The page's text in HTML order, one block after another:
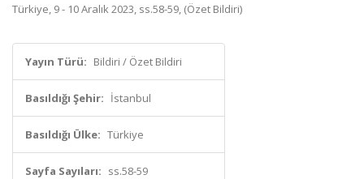
Türkiye, 9 - 10 Aralık 2023, ss.58-59, (Özet Bildiri)
Yayın Türü: Bildiri / Özet Bildiri
Basıldığı Şehir: İstanbul
Basıldığı Ülke: Türkiye
Sayfa Sayıları: ss.58-59